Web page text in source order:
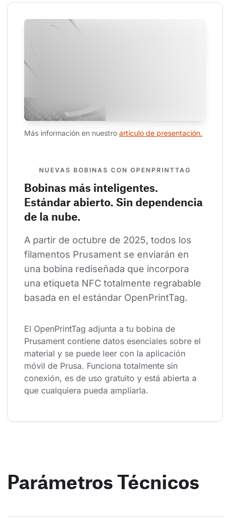
Más información en nuestro artículo de presentación.
NUEVAS BOBINAS CON OPENPRINTTAG
Bobinas más inteligentes.
Estándar abierto. Sin dependencia
de la nube.
A partir de octubre de 2025, todos los
filamentos Prusament se enviarán en
una bobina rediseñada que incorpora
una etiqueta NFC totalmente regrabable
basada en el estándar OpenPrintTag.
El OpenPrintTag adjunta a tu bobina de
Prusament contiene datos esenciales sobre el
material y se puede leer con la aplicación
móvil de Prusa. Funciona totalmente sin
conexión, es de uso gratuito y está abierta a
que cualquiera pueda ampliarla.
Parámetros Técnicos